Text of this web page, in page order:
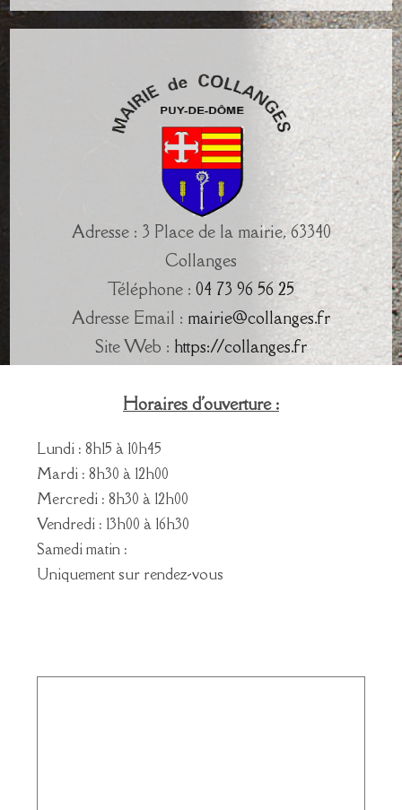
Adresse : 3 Place de la mairie, 63340
Collanges
Téléphone : 04 73 96 56 25
Adresse Email : mairie@collanges.fr
Site Web : https://collanges.fr
Horaires d'ouverture :
Lundi : 8h15 à 10h45
Mardi : 8h30 à 12h00
Mercredi : 8h30 à 12h00
Vendredi : 13h00 à 16h30
Samedi matin :
Uniquement sur rendez-vous